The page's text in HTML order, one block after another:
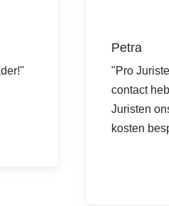
Petra
"Pro
contact
Juristen
kosten